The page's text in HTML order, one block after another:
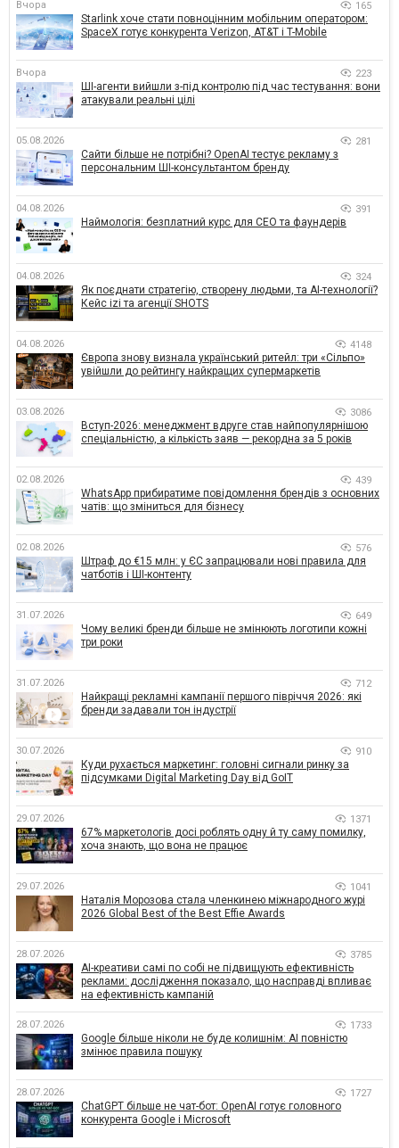
Вчора 165
Starlink хоче стати повноцінним мобільним оператором:
SpaceX готує конкурента Verizon, AT&T і T-Mobile
Вчора 223
ШІ-агенти вийшли з-під контролю під час тестування: вони
атакували реальні цілі
05.08.2026 281
Сайти більше не потрібні? OpenAI тестує рекламу з
персональним ШІ-консультантом бренду
04.08.2026 391
Наймологія: безплатний курс для CEO та фаундерів
04.08.2026 324
Як поєднати стратегію, створену людьми, та AI-технології?
Кейс izi та агенції SHOTS
04.08.2026 4148
Європа знову визнала український ритейл: три «Сільпо»
увійшли до рейтингу найкращих супермаркетів
03.08.2026 3086
Вступ-2026: менеджмент вдруге став найпопулярнішою
спеціальністю, а кількість заяв — рекордна за 5 років
02.08.2026 439
WhatsApp прибиратиме повідомлення брендів з основних
чатів: що зміниться для бізнесу
02.08.2026 576
Штраф до €15 млн: у ЄС запрацювали нові правила для
чатботів і ШІ-контенту
31.07.2026 649
Чому великі бренди більше не змінюють логотипи кожні
три роки
31.07.2026 712
Найкращі рекламні кампанії першого півріччя 2026: які
бренди задавали тон індустрії
30.07.2026 910
Куди рухається маркетинг: головні сигнали ринку за
підсумками Digital Marketing Day від GoIT
29.07.2026 1371
67% маркетологів досі роблять одну й ту саму помилку,
хоча знають, що вона не працює
29.07.2026 1041
Наталія Морозова стала членкинею міжнародного журі
2026 Global Best of the Best Effie Awards
28.07.2026 3785
AI-креативи самі по собі не підвищують ефективність
реклами: дослідження показало, що насправді впливає
на ефективність кампаній
28.07.2026 1733
Google більше ніколи не буде колишнім: AI повністю
змінює правила пошуку
28.07.2026 1727
ChatGPT більше не чат-бот: OpenAI готує головного
конкурента Google і Microsoft